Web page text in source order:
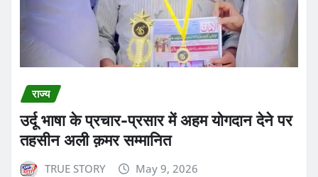
राज्य
उर्दू भाषा के प्रचार-प्रसार में अहम योगदान देने पर
तहसीन अली क़मर सम्मानित
TRUE STORY May 9, 2026